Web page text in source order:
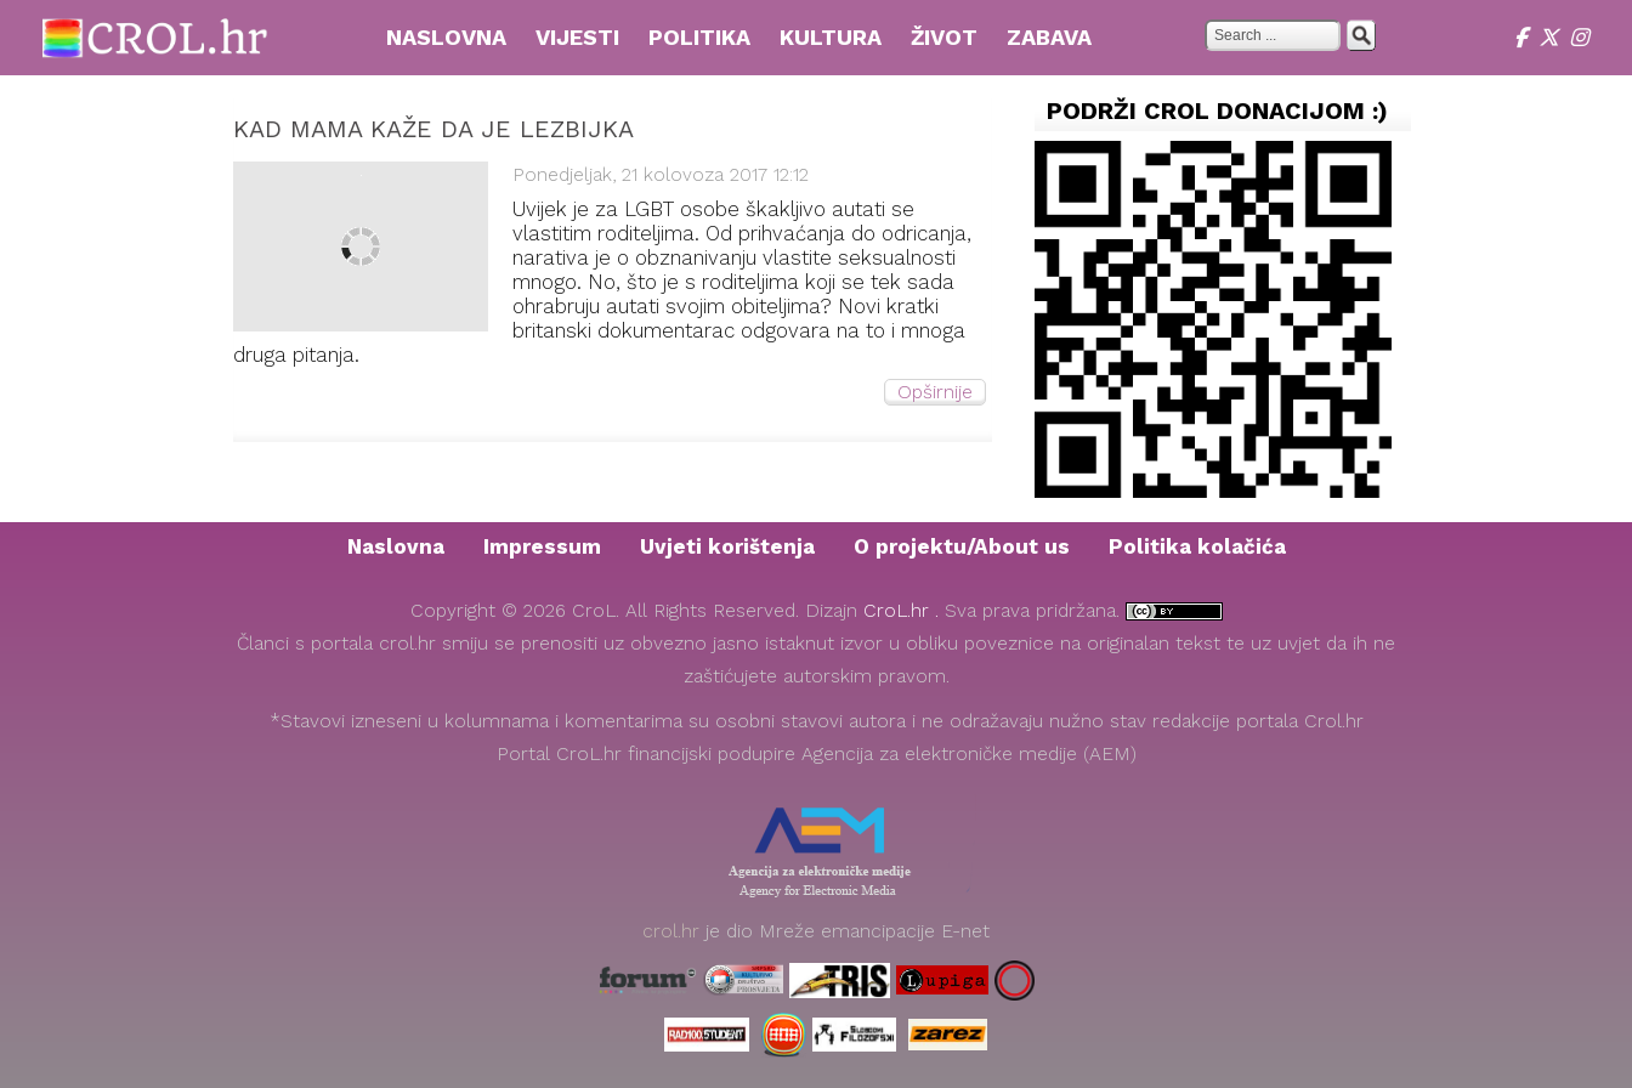
NASLOVNA VIJESTI POLITIKA KULTURA ŽIVOT ZABAVA
KAD MAMA KAŽE DA JE LEZBIJKA
Ponedjeljak, 21 kolovoza 2017 12:12
Uvijek je za LGBT osobe škakljivo autati se
vlastitim roditeljima. Od prihvaćanja do odricanja,
narativa je o obznanivanju vlastite seksualnosti
mnogo. No, što je s roditeljima koji se tek sada
ohrabruju autati svojim obiteljima? Novi kratki
britanski dokumentarac odgovara na to i mnoga
druga pitanja.
Opširnije
PODRŽI CROL DONACIJOM :)
Naslovna Impressum Uvjeti korištenja O projektu/About us Politika kolačića
Copyright © 2026 CroL. All Rights Reserved. Dizajn CroL.hr . Sva prava pridržana.
Članci s portala crol.hr smiju se prenositi uz obvezno jasno istaknut izvor u obliku poveznice na originalan tekst te uz uvjet da ih ne
zaštićujete autorskim pravom.
*Stavovi izneseni u kolumnama i komentarima su osobni stavovi autora i ne odražavaju nužno stav redakcije portala Crol.hr
Portal CroL.hr financijski podupire Agencija za elektroničke medije (AEM)
crol.hr je dio Mreže emancipacije E-net